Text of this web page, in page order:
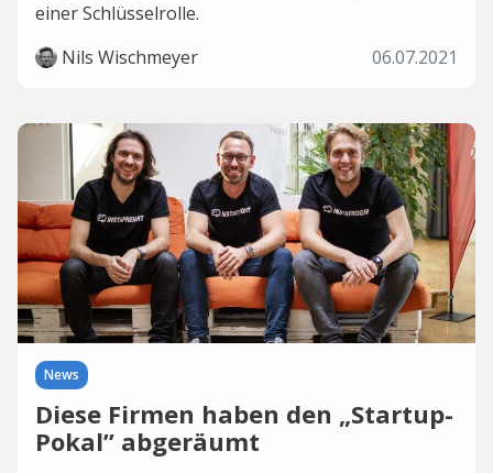
einer Schlüsselrolle.
Nils Wischmeyer
06.07.2021
News
Diese Firmen haben den „Startup-
Pokal” abgeräumt